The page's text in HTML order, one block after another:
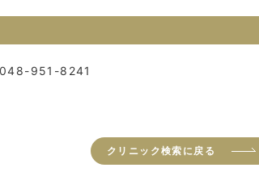
048-951-8241
クリニック検索に戻る